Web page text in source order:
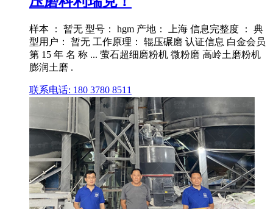
样本 ： 暂无 型号： hgm 产地： 上海 信息完整度 ： 典
型用户： 暂无 工作原理： 辊压碾磨 认证信息 白金会员
第 15 年 名 称 ... 萤石超细磨粉机 微粉磨 高岭土磨粉机
膨润土磨 .
联系电话: 180 3780 8511